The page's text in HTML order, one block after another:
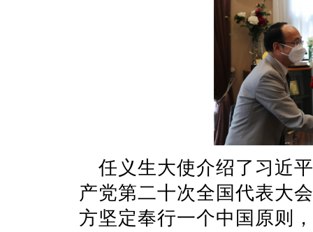
任义生大使介绍了习近
产党第二十次全国代表大
方坚定奉行一个中国原则